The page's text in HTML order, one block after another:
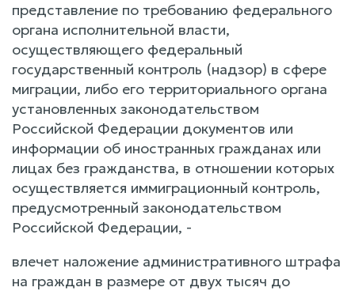
представление по требованию федерального
органа исполнительной власти,
осуществляющего федеральный
государственный контроль (надзор) в сфере
миграции, либо его территориального органа
установленных законодательством
Российской Федерации документов или
информации об иностранных гражданах или
лицах без гражданства, в отношении которых
осуществляется иммиграционный контроль,
предусмотренный законодательством
Российской Федерации, -
влечет наложение административного штрафа
на граждан в размере от двух тысяч до